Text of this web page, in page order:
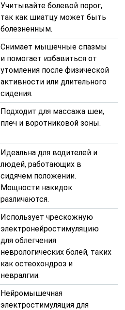
Учитывайте болевой порог,
так как шиатцу может быть
болезненным.
Снимает мышечные спазмы
и помогает избавиться от
утомления после физической
активности или длительного
сидения.
Подходит для массажа шеи,
плеч и воротниковой зоны.
Идеальна для водителей и
людей, работающих в
сидячем положении.
Мощности накидок
различаются.
Использует чрескожную
электронейростимуляцию
для облегчения
неврологических болей, таких
как остеохондроз и
невралгии.
Нейромышечная
электростимуляция для